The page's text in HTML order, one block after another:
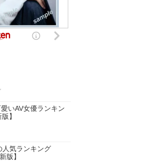
いAV女優ランキン
】
人気ランキング
版】